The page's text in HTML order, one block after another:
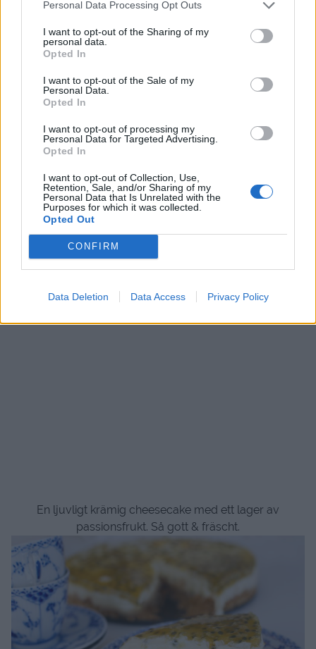
Personal Data Processing Opt Outs
I want to opt-out of the Sharing of my
personal data.
Opted In
I want to opt-out of the Sale of my
Personal Data.
Opted In
I want to opt-out of processing my
Personal Data for Targeted Advertising.
Opted In
I want to opt-out of Collection, Use,
Retention, Sale, and/or Sharing of my
Personal Data that Is Unrelated with the
Purposes for which it was collected.
Opted Out
CONFIRM
Data Deletion Data Access Privacy Policy
Inspirationen hittade hon på från tv-programmet ”halv
i kylskåp.
En ljuvligt krämig cheesecake med ett lager av
passionsfrukt. Så gott & fräscht.